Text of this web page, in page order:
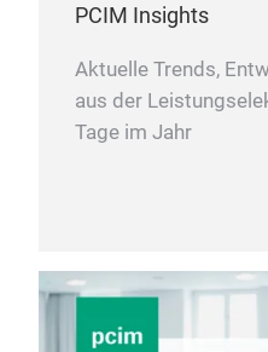
PCIM Insights
Aktuelle Trends,
aus der
Tage im Jahr